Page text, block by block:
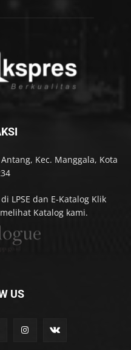
Kec. Manggala, Kota
LPSE dan E-Katalog Klik
Katalog kami.
US